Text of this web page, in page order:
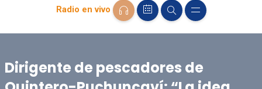
Radio en vivo
Dirigente de pescadores de